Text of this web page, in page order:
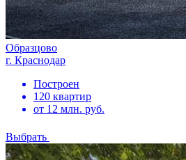
Образцово
г. Краснодар
Построен
120 квартир
от 12 млн. руб.
Выбрать